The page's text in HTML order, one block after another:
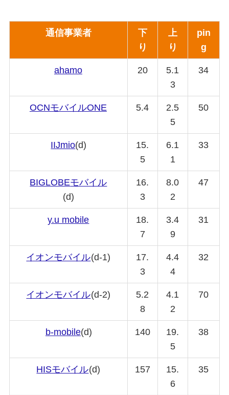
通信事業者
下
り
上
り
pin
g
ahamo 20
5.1
3
34
OCNモバイルONE 5.4
2.5
5
50
IIJmio(d)
15.
5
6.1
1
33
BIGLOBEモバイル
(d)
16.
3
8.0
2
47
y.u mobile
18.
7
3.4
9
31
イオンモバイル(d-1)
17.
3
4.4
4
32
イオンモバイル(d-2)
5.2
8
4.1
2
70
b-mobile(d) 140
19.
5
38
HISモバイル(d) 157
15.
6
35